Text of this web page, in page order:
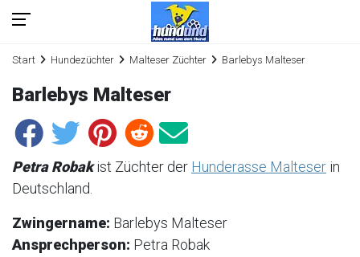
Start Hundezüchter Malteser Züchter Barlebys Malteser
Barlebys Malteser
Petra Robakist Züchter der Hunderasse Malteser in
Deutschland.
Zwingername: Barlebys Malteser
Ansprechperson: Petra Robak